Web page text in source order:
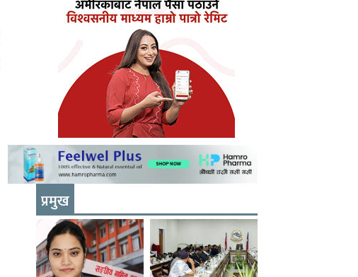
प्रमुख